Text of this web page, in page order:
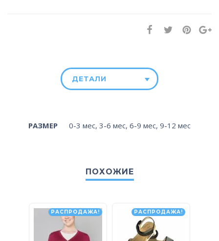
ДЕТАЛИ
РАЗМЕР 0-3 мес, 3-6 мес, 6-9 мес, 9-12 мес
ПОХОЖИЕ
РАСПРОДАЖА! РАСПРОДАЖА!